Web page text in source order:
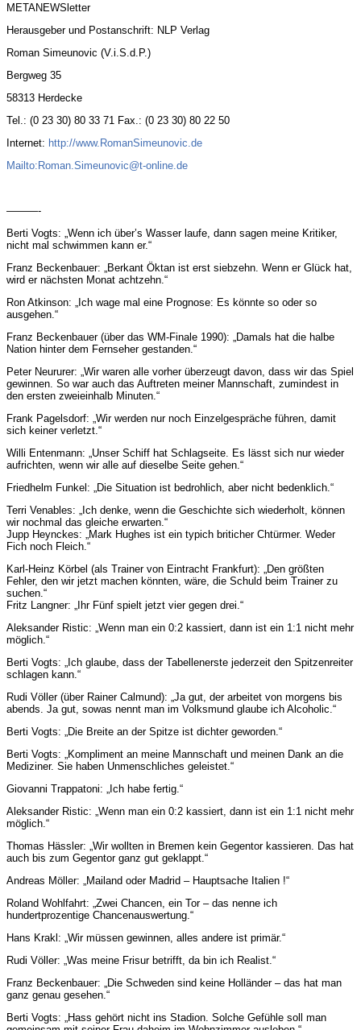
METANEWSletter
Herausgeber und Postanschrift: NLP Verlag
Roman Simeunovic (V.i.S.d.P.)
Bergweg 35
58313 Herdecke
Tel.: (0 23 30) 80 33 71 Fax.: (0 23 30) 80 22 50
Internet: http://www.RomanSimeunovic.de
Mailto:Roman.Simeunovic@t-online.de
———-
Berti Vogts: „Wenn ich über’s Wasser laufe, dann sagen meine Kritiker,
nicht mal schwimmen kann er.“
Franz Beckenbauer: „Berkant Öktan ist erst siebzehn. Wenn er Glück hat,
wird er nächsten Monat achtzehn.“
Ron Atkinson: „Ich wage mal eine Prognose: Es könnte so oder so
ausgehen.“
Franz Beckenbauer (über das WM-Finale 1990): „Damals hat die halbe
Nation hinter dem Fernseher gestanden.“
Peter Neururer: „Wir waren alle vorher überzeugt davon, dass wir das Spiel
gewinnen. So war auch das Auftreten meiner Mannschaft, zumindest in
den ersten zweieinhalb Minuten.“
Frank Pagelsdorf: „Wir werden nur noch Einzelgespräche führen, damit
sich keiner verletzt.“
Willi Entenmann: „Unser Schiff hat Schlagseite. Es lässt sich nur wieder
aufrichten, wenn wir alle auf dieselbe Seite gehen.“
Friedhelm Funkel: „Die Situation ist bedrohlich, aber nicht bedenklich.“
Terri Venables: „Ich denke, wenn die Geschichte sich wiederholt, können
wir nochmal das gleiche erwarten.“
Jupp Heynckes: „Mark Hughes ist ein typich briticher Chtürmer. Weder
Fich noch Fleich.“
Karl-Heinz Körbel (als Trainer von Eintracht Frankfurt): „Den größten
Fehler, den wir jetzt machen könnten, wäre, die Schuld beim Trainer zu
suchen.“
Fritz Langner: „Ihr Fünf spielt jetzt vier gegen drei.“
Aleksander Ristic: „Wenn man ein 0:2 kassiert, dann ist ein 1:1 nicht mehr
möglich.“
Berti Vogts: „Ich glaube, dass der Tabellenerste jederzeit den Spitzenreiter
schlagen kann.“
Rudi Völler (über Rainer Calmund): „Ja gut, der arbeitet von morgens bis
abends. Ja gut, sowas nennt man im Volksmund glaube ich Alcoholic.“
Berti Vogts: „Die Breite an der Spitze ist dichter geworden.“
Berti Vogts: „Kompliment an meine Mannschaft und meinen Dank an die
Mediziner. Sie haben Unmenschliches geleistet.“
Giovanni Trappatoni: „Ich habe fertig.“
Aleksander Ristic: „Wenn man ein 0:2 kassiert, dann ist ein 1:1 nicht mehr
möglich.“
Thomas Hässler: „Wir wollten in Bremen kein Gegentor kassieren. Das hat
auch bis zum Gegentor ganz gut geklappt.“
Andreas Möller: „Mailand oder Madrid – Hauptsache Italien !“
Roland Wohlfahrt: „Zwei Chancen, ein Tor – das nenne ich
hundertprozentige Chancenauswertung.“
Hans Krakl: „Wir müssen gewinnen, alles andere ist primär.“
Rudi Völler: „Was meine Frisur betrifft, da bin ich Realist.“
Franz Beckenbauer: „Die Schweden sind keine Holländer – das hat man
ganz genau gesehen.“
Berti Vogts: „Hass gehört nicht ins Stadion. Solche Gefühle soll man